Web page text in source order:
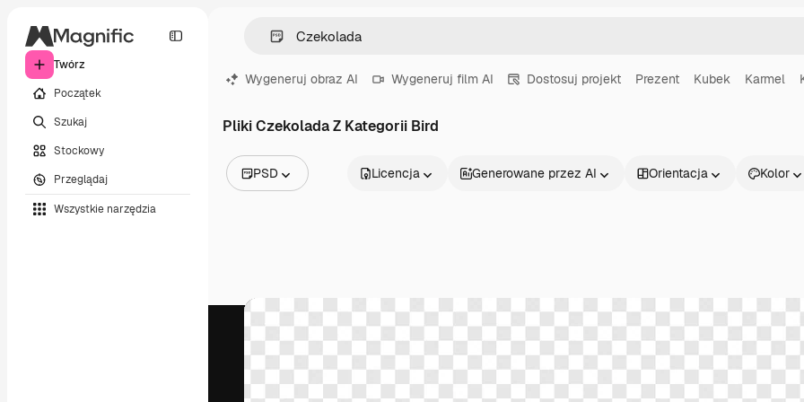
Twórz
Początek
Szukaj
Stockowy
Przeglądaj
Wszystkie narzędzia
Wygeneruj obraz AI Wygeneruj film AI Dostosuj projekt Prezent Kubek Karmel
Pliki Czekolada Z Kategorii Bird
PSD
Filmy
Ikony
Modele 3D
Czcionki
Licencja Generowane przez AI Orientacja Kolor
Produkty Zacznij